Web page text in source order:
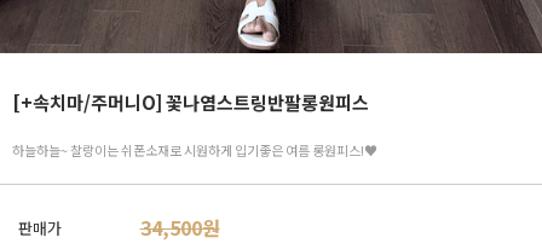
[+속치마/주머니O] 꽃나염스트링반팔롱원피스
하늘하늘~ 찰랑이는 쉬폰소재로 시원하게 입기좋은 여름 롱원피스!♥
판매가 34,500원